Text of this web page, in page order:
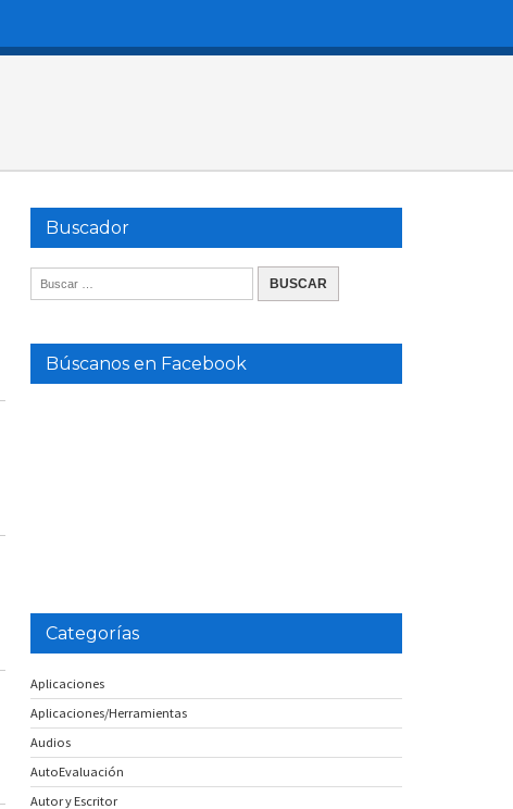
Buscador
Búscanos en Facebook
Categorías
Aplicaciones
Aplicaciones/Herramientas
Audios
AutoEvaluación
Autor y Escritor